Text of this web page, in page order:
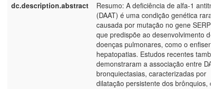
dc.description.abstract
Resumo: A deficiência de alfa-1
(DAAT) é uma condição genética rara
causada por mutação no gene
que predispõe ao desenvolvimento de
doenças pulmonares, como o
hepatopatias. Estudos recentes
demonstraram a associação entre
bronquiectasias, caracterizadas por
dilatação persistente dos brônquios,